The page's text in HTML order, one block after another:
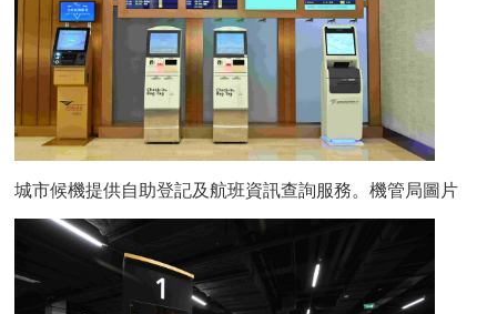
城市候機提供自助登記及航班資訊查詢服務。機管局圖片